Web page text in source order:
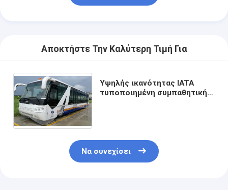
Αποκτήστε Την Καλύτερη Τιμή Για
Υψηλής ικανότητας IATA
τυποποιημένη συμπαθητική
Να συνεχίσει